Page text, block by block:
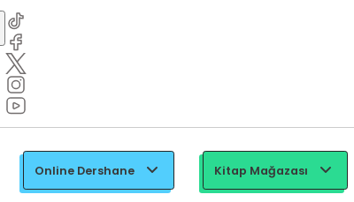
Online Dershane Kitap Mağazası